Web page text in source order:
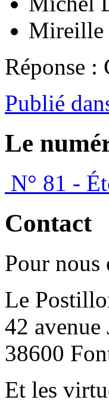
Mireille
Réponse :
Publié
Le
N° 81 -
Contact
Pour nous
Le
42 avenue
38600
Et les